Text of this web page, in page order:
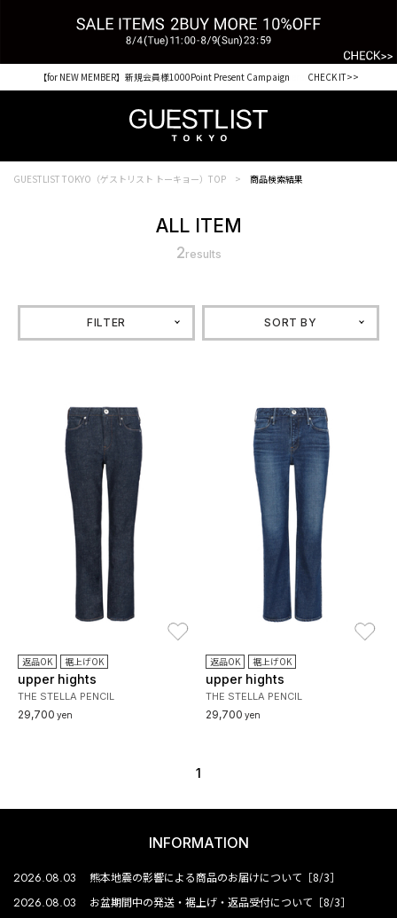
【for NEW MEMBER】新規会員様1000Point Present Campaign CHECK IT>>
GUESTLIST TOKYO（ゲストリスト トーキョー）TOP 商品検索結果
ALL ITEM
2results
FILTER SORT BY
返品OK 裾上げOK
upper hights
THE STELLA PENCIL
29,700 yen
返品OK 裾上げOK
upper hights
THE STELLA PENCIL
29,700 yen
1
INFORMATION
2026.08.03 熊本地震の影響による商品のお届けについて［8/3］
2026.08.03 お盆期間中の発送・裾上げ・返品受付について［8/3］